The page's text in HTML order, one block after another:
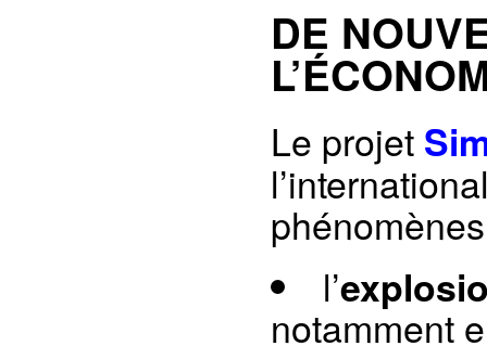
DE
Le projet
l’
notamment